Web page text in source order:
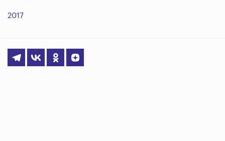
2017